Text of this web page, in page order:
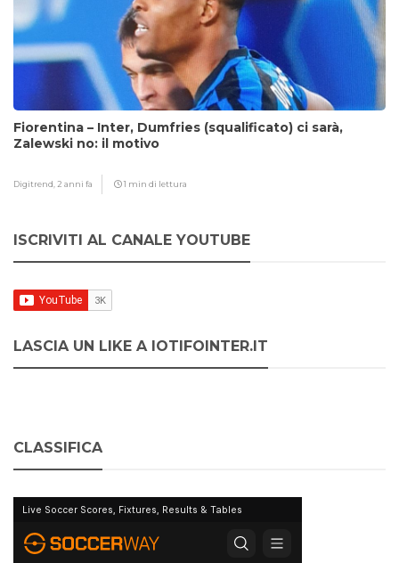
Fiorentina – Inter, Dumfries (squalificato) ci sarà,
Zalewski no: il motivo
Digitrend, 2 anni fa 1 min di lettura
ISCRIVITI AL CANALE YOUTUBE
LASCIA UN LIKE A IOTIFOINTER.IT
CLASSIFICA